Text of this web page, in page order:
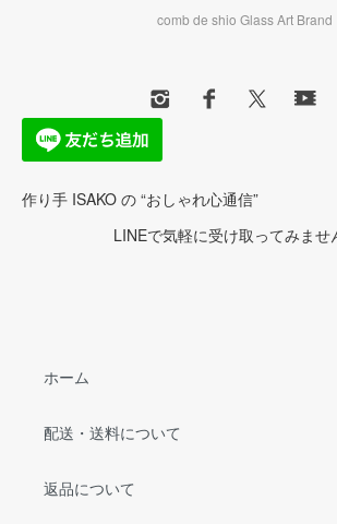
comb de shio Glass Art Brand
作り手 ISAKO の “おしゃれ心通信”
LINEで気軽に受け取ってみませ
ホーム
配送・送料について
返品について